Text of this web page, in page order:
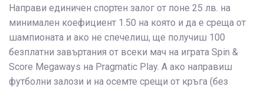
Направи единичен спортен залог от поне 25 лв. на
минимален коефициент 1.50 на която и да е среща от
шампионата и ако не спечелиш, ще получиш 100
безплатни завъртания от всеки мач на играта Spin &
Score Megaways на Pragmatic Play. А ако направиш
футболни залози и на осемте срещи от кръга (без